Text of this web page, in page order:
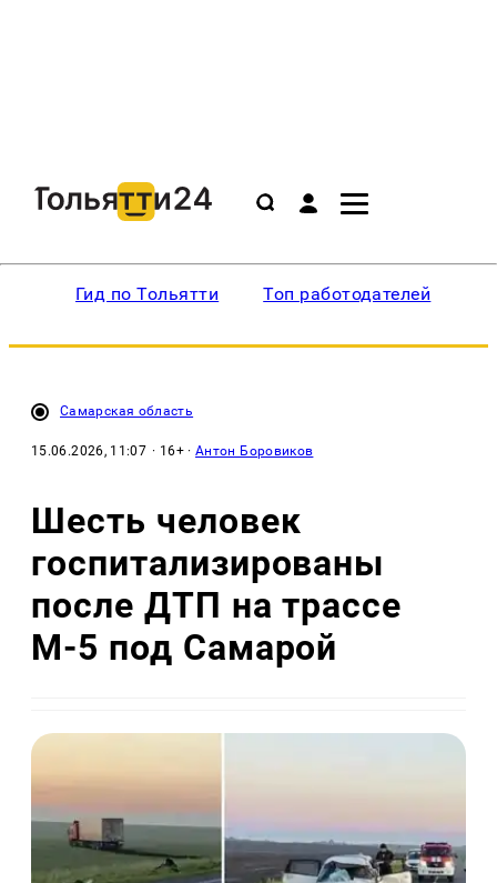
Гид по Тольятти Топ работодателей
Самарская область
15.06.2026, 11:07 · 16+ ·Антон Боровиков
Шесть человек
госпитализированы
после ДТП на трассе
М-5 под Самарой